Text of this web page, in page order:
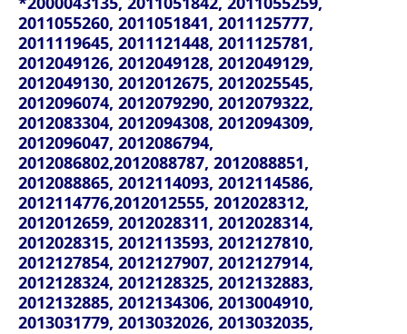
2011055260, 2011051841, 2011125777,
2011119645, 2011121448, 2011125781,
2012049126, 2012049128, 2012049129,
2012049130, 2012012675, 2012025545,
2012096074, 2012079290, 2012079322,
2012083304, 2012094308, 2012094309,
2012096047, 2012086794,
2012086802,2012088787, 2012088851,
2012088865, 2012114093, 2012114586,
2012114776,2012012555, 2012028312,
2012012659, 2012028311, 2012028314,
2012028315, 2012113593, 2012127810,
2012127854, 2012127907, 2012127914,
2012128324, 2012128325, 2012132883,
2012132885, 2012134306, 2013004910,
2013031779, 2013032026, 2013032035,